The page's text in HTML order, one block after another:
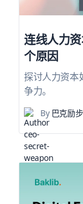
连线人力
个原因
探讨人力资本
争力。
By巴克励步